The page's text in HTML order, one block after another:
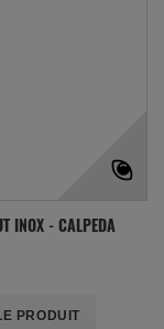
INOX - CALPEDA
PRODUIT